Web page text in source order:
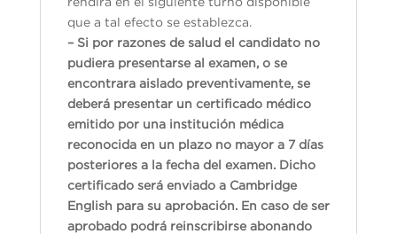
que a tal efecto se establezca.
– Si por razones de salud el candidato no
pudiera presentarse al examen, o se
encontrara aislado preventivamente, se
deberá presentar un certificado médico
emitido por una institución médica
reconocida en un plazo no mayor a 7 días
posteriores a la fecha del examen. Dicho
certificado será enviado a Cambridge
English para su aprobación. En caso de ser
aprobado podrá reinscribirse abonando